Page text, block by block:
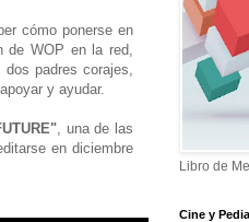
cómo ponerse en
de WOP en la red,
padres corajes,
y ayudar.
, una de las
en diciembre
Libro de
Cine y